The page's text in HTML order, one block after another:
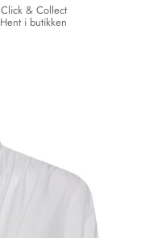
Click & Collect
Hent i butikken